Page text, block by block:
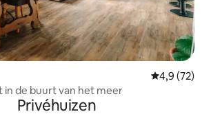
4,9 (72)
de buurt van het meer
Privéhuizen